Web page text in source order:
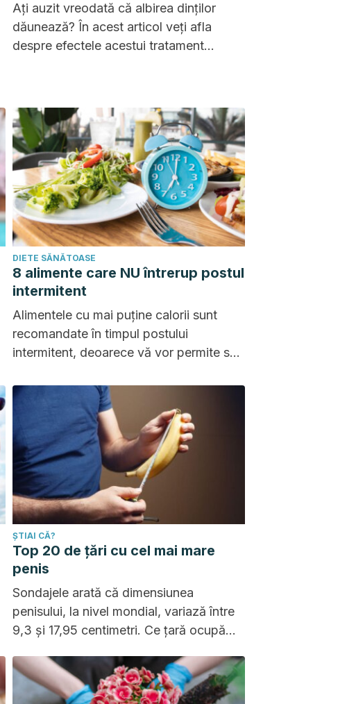
Ați auzit vreodată că albirea dinților
dăunează? În acest articol veți afla
despre efectele acestui tratament
DIETE SĂNĂTOASE
8 alimente care NU întrerup postul
intermitent
Alimentele cu mai puține calorii sunt
recomandate în timpul postului
intermitent, deoarece vă vor permite să
sănătatea.
ȘTIAI CĂ?
Top 20 de țări cu cel mai mare
penis
Sondajele arată că dimensiunea
penisului, la nivel mondial, variază între
9,3 și 17,95 centimetri. Ce țară ocupă